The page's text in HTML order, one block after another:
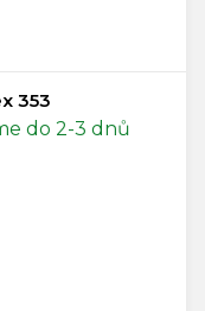
353
do 2-3 dnů